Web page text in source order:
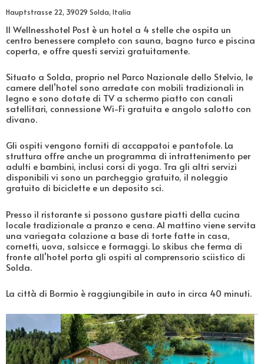
Hauptstrasse 22, 39029 Solda, Italia
Il Wellnesshotel Post è un hotel a 4 stelle che ospita un
centro benessere completo con sauna, bagno turco e piscina
coperta, e offre questi servizi gratuitamente.
Situato a Solda, proprio nel Parco Nazionale dello Stelvio, le
camere dell’hotel sono arredate con mobili tradizionali in
legno e sono dotate di TV a schermo piatto con canali
satellitari, connessione Wi-Fi gratuita e angolo salotto con
divano.
Gli ospiti vengono forniti di accappatoi e pantofole. La
struttura offre anche un programma di intrattenimento per
adulti e bambini, inclusi corsi di yoga. Tra gli altri servizi
disponibili vi sono un parcheggio gratuito, il noleggio
gratuito di biciclette e un deposito sci.
Presso il ristorante si possono gustare piatti della cucina
locale tradizionale a pranzo e cena. Al mattino viene servita
una variegata colazione a base di torte fatte in casa,
cornetti, uova, salsicce e formaggi. Lo skibus che ferma di
fronte all’hotel porta gli ospiti al comprensorio sciistico di
Solda.
La città di Bormio è raggiungibile in auto in circa 40 minuti.